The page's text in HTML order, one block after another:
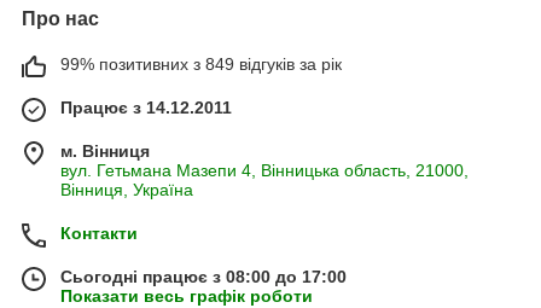
Обирайте рослини для яскравого та доглянутого простору —
Про нас
99% позитивних з 849 відгуків за рік
Працює з 14.12.2011
м. Вінниця
вул. Гетьмана Мазепи 4, Вінницька область, 21000,
Вінниця, Україна
Контакти
Сьогодні працює з 08:00 до 17:00
Показати весь графік роботи